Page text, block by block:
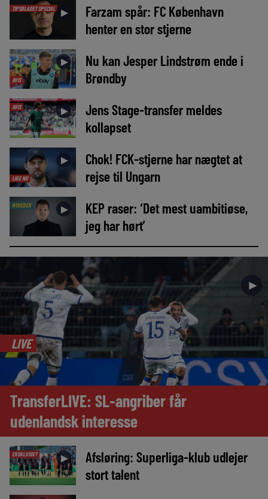
TIPSBLADET SPECIAL ►
Farzam spår: FC København
henter en stor stjerne
AVIS
►
Nu kan Jesper Lindstrøm ende i
Brøndby
AVIS ►
Jens Stage-transfer meldes
kollapset
LIGE NU
►
Chok! FCK-stjerne har nægtet at
rejse til Ungarn
NYHEDER ►
KEP raser: ‘Det mest uambitiøse,
jeg har hørt’
►
LIVE
TransferLIVE: SL-angriber får
udenlandsk interesse
EKSKLUSIVT ►
Afsløring: Superliga-klub udlejer
stort talent